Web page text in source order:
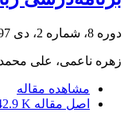
دوره 8، شماره 2، دی 1397، صفحه
زهره ناعمی، علی
مشاهده مقاله
اصل مقاله K